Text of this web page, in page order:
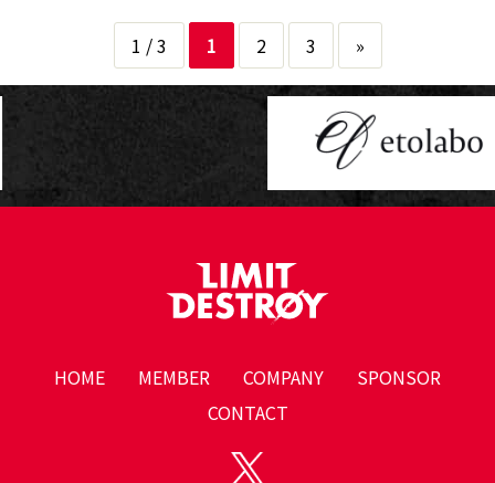
1 / 3 1 2 3 »
HOME MEMBER COMPANY
SPONSOR
CONTACT